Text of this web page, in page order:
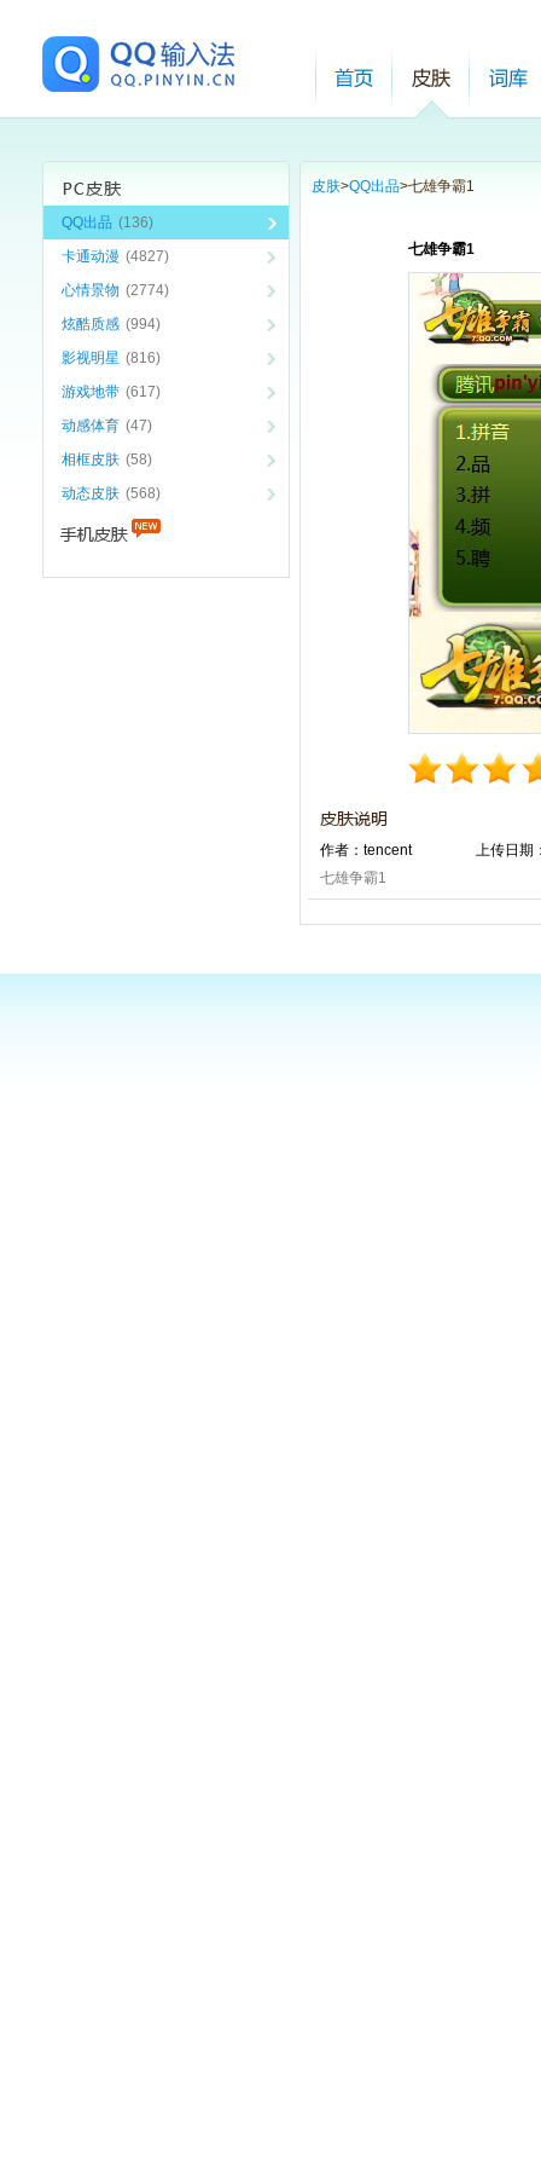
QQ出品 (136)
卡通动漫 (4827)
心情景物 (2774)
炫酷质感 (994)
影视明星 (816)
游戏地带 (617)
动感体育 (47)
相框皮肤 (58)
动态皮肤 (568)
皮肤>QQ出品>七雄争霸1
七雄争霸1
作者：tencent
上传日期
七雄争霸1